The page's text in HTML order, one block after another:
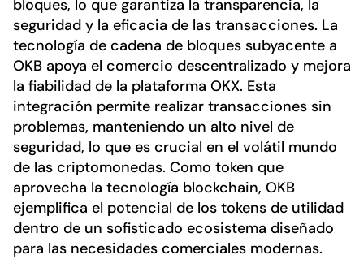
bloques, lo que garantiza la transparencia, la
seguridad y la eficacia de las transacciones. La
tecnología de cadena de bloques subyacente a
OKB apoya el comercio descentralizado y mejora
la fiabilidad de la plataforma OKX. Esta
integración permite realizar transacciones sin
problemas, manteniendo un alto nivel de
seguridad, lo que es crucial en el volátil mundo
de las criptomonedas. Como token que
aprovecha la tecnología blockchain, OKB
ejemplifica el potencial de los tokens de utilidad
dentro de un sofisticado ecosistema diseñado
para las necesidades comerciales modernas.